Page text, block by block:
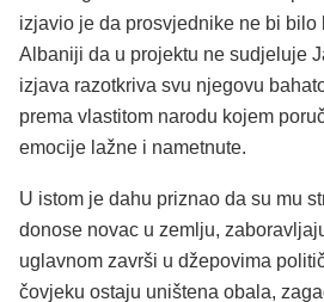
izjavio je da prosvjednike ne bi bilo
Albaniji da u projektu ne sudjeluje
izjava razotkriva svu njegovu
prema vlastitom narodu kojem
emocije lažne i nametnute.
U istom je dahu priznao da su mu
donose novac u zemlju,
uglavnom završi u džepovima
čovjeku ostaju uništena obala,